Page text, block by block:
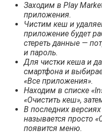
Заходим в Play
приложения.
Чистим кеш и
приложение будет
стереть данные —
и пароль.
Для чистки кеша и
смартфона и
«Все приложения».
Находим в списке
«Очистить кеш»,
В последних
называется просто
появится меню.